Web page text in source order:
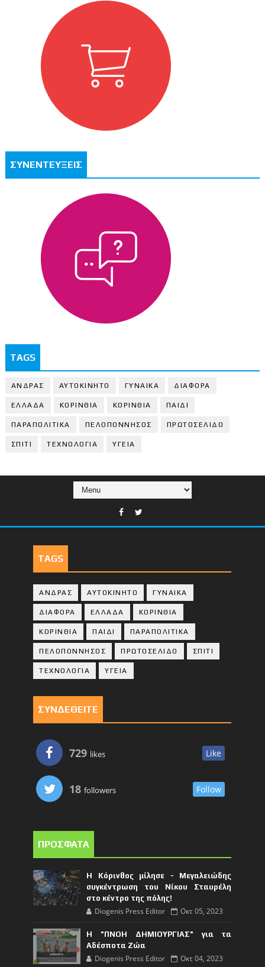
ΣΥΝΕΝΤΕΥΞΕΙΣ
TAGS
ΑΝΔΡΑΣ ΑΥΤΟΚΙΝΗΤΟ ΓΥΝΑΙΚΑ ΔΙΑΦΟΡΑ
ΕΛΛΑΔΑ ΚΟΡΙΝΘΙΑ ΚΟΡΙΝΘΙA ΠΑΙΔΙ
ΠΑΡΑΠΟΛΙΤΙΚΑ ΠΕΛΟΠΟΝΝΗΣΟΣ ΠΡΩΤΟΣΕΛΙΔΟ
ΣΠΙΤΙ ΤΕΧΝΟΛΟΓΙΑ ΥΓΕΙΑ
TAGS
ΑΝΔΡΑΣ ΑΥΤΟΚΙΝΗΤΟ ΓΥΝΑΙΚΑ
ΔΙΑΦΟΡΑ ΕΛΛΑΔΑ ΚΟΡΙΝΘΙΑ
ΚΟΡΙΝΘΙA ΠΑΙΔΙ ΠΑΡΑΠΟΛΙΤΙΚΑ
ΠΕΛΟΠΟΝΝΗΣΟΣ ΠΡΩΤΟΣΕΛΙΔΟ ΣΠΙΤΙ
ΤΕΧΝΟΛΟΓΙΑ ΥΓΕΙΑ
ΣΥΝΔΕΘΕΙΤΕ
729 likes Like
18 followers Follow
ΠΡΟΣΦΑΤΑ
Η Κόρινθος μίλησε - Μεγαλειώδης
συγκέντρωση του Νίκου Σταυρέλη
στο κέντρο της πόλης!
Diogenis Press Editor Οκτ 05, 2023
Η "ΠΝΟΗ ΔΗΜΙΟΥΡΓΙΑΣ" για τα
Αδέσποτα Ζώα
Diogenis Press Editor Οκτ 04, 2023